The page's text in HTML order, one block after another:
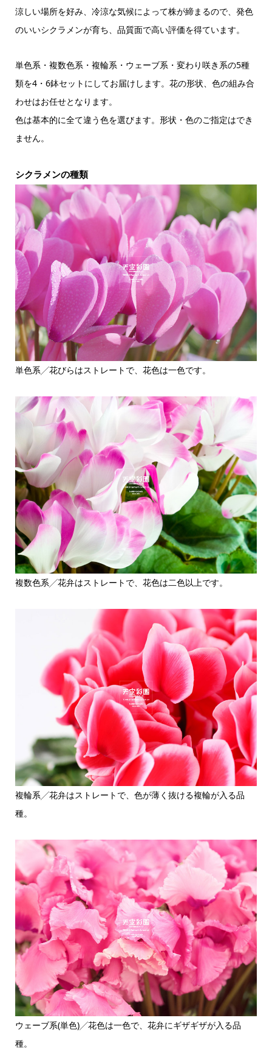
涼しい場所を好み、冷涼な気候によって株が締まるので、発色
のいいシクラメンが育ち、品質面で高い評価を得ています。
単色系・複数色系・複輪系・ウェーブ系・変わり咲き系の5種
類を4・6鉢セットにしてお届けします。花の形状、色の組み合
わせはお任せとなります。
色は基本的に全て違う色を選びます。形状・色のご指定はでき
ません。
シクラメンの種類
単色系╱花びらはストレートで、花色は一色です。
複数色系╱花弁はストレートで、花色は二色以上です。
複輪系╱花弁はストレートで、色が薄く抜ける複輪が入る品
種。
ウェーブ系(単色)╱花色は一色で、花弁にギザギザが入る品
種。